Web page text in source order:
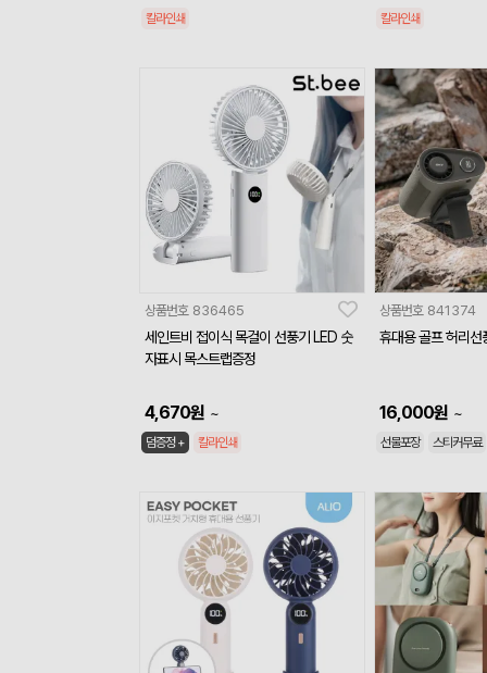
칼라인쇄 칼라인쇄
상품번호 836465
세인트비 접이식 목걸이 선풍기 LED 숫
자표시 목스트랩증정
4,670원 ~
덤증정 + 칼라인쇄
상품번호 841374
휴대용 골프 허리
16,000원 ~
선물포장 스티커무료